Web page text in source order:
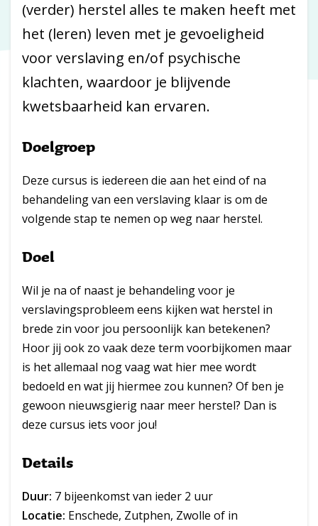
(verder) herstel alles te maken heeft met
het (leren) leven met je gevoeligheid
voor verslaving en/of psychische
klachten, waardoor je blijvende
kwetsbaarheid kan ervaren.
Doelgroep
Deze cursus is iedereen die aan het eind of na
behandeling van een verslaving klaar is om de
volgende stap te nemen op weg naar herstel.
Doel
Wil je na of naast je behandeling voor je
verslavingsprobleem eens kijken wat herstel in
brede zin voor jou persoonlijk kan betekenen?
Hoor jij ook zo vaak deze term voorbijkomen maar
is het allemaal nog vaag wat hier mee wordt
bedoeld en wat jij hiermee zou kunnen? Of ben je
gewoon nieuwsgierig naar meer herstel? Dan is
deze cursus iets voor jou!
Details
Duur: 7 bijeenkomst van ieder 2 uur
Locatie: Enschede, Zutphen, Zwolle of in